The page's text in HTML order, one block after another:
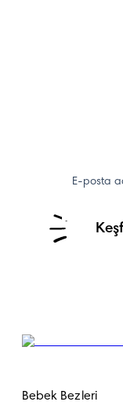
E-posta
Bebek Bezleri